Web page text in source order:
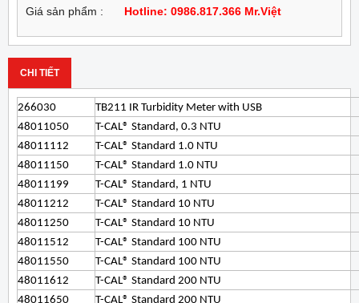
Giá sản phẩm : Hotline: 0986.817.366 Mr.Việt
CHI TIẾT
266030
TB211 IR Turbidity Meter with USB
48011050
T-CAL® Standard, 0.3 NTU
48011112
T-CAL® Standard 1.0 NTU
48011150
T-CAL® Standard 1.0 NTU
48011199
T-CAL® Standard, 1 NTU
48011212
T-CAL® Standard 10 NTU
48011250
T-CAL® Standard 10 NTU
48011512
T-CAL® Standard 100 NTU
48011550
T-CAL® Standard 100 NTU
48011612
T-CAL® Standard 200 NTU
48011650
T-CAL® Standard 200 NTU